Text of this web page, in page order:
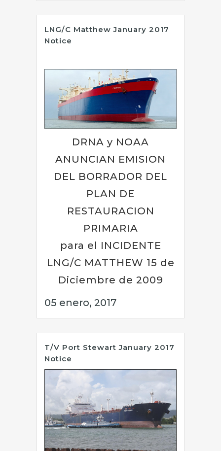
LNG/C Matthew January 2017
Notice
DRNA y NOAA
ANUNCIAN EMISION
DEL BORRADOR DEL
PLAN DE
RESTAURACION
PRIMARIA
para el INCIDENTE
LNG/C MATTHEW 15 de
Diciembre de 2009
05 enero, 2017
T/V Port Stewart January 2017
Notice